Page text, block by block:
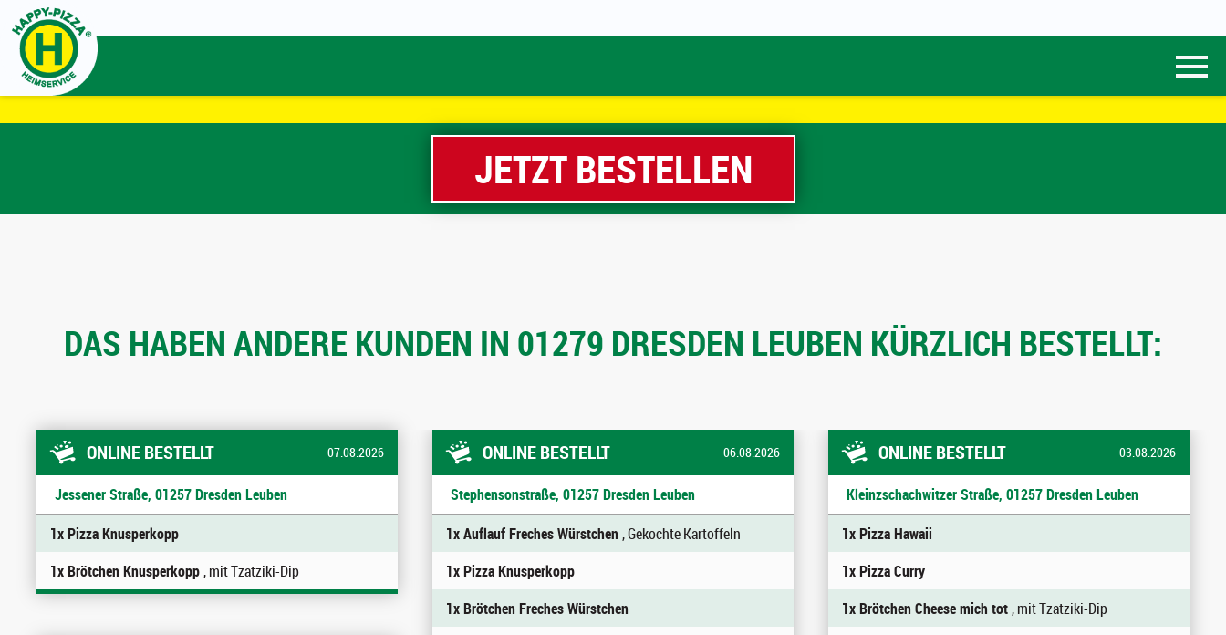
JETZT BESTELLEN
DAS HABEN ANDERE KUNDEN IN 01279 DRESDEN LEUBEN KÜRZLICH BESTELLT:
ONLINE BESTELLT 07.08.2026
Jessener Straße, 01257 Dresden Leuben
1x Pizza Knusperkopp
1x Brötchen Knusperkopp, mit Tzatziki-Dip
ONLINE BESTELLT 06.08.2026
Stephensonstraße, 01257 Dresden Leuben
1x Auflauf Freches Würstchen, Gekochte Kartoffeln
1x Pizza Knusperkopp
1x Brötchen Freches Würstchen
ONLINE BESTELLT 03.08.2026
Kleinzschachwitzer Straße, 01257 Dresden Leuben
1x Pizza Hawaii
1x Pizza Curry
1x Brötchen Cheese mich tot, mit Tzatziki-Dip